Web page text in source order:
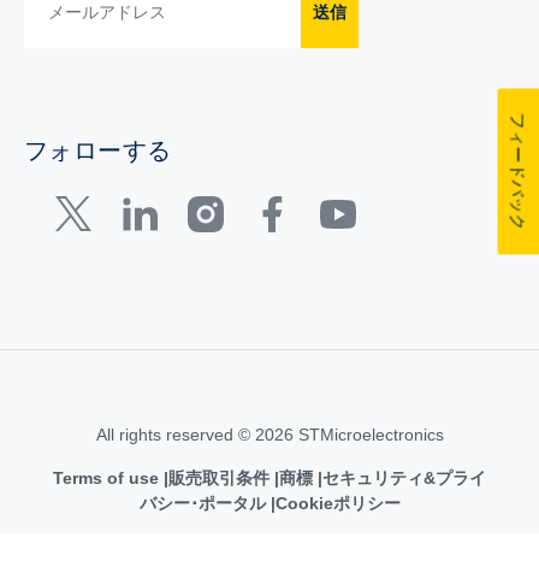
送信
フォローする
All rights reserved © 2026 STMicroelectronics
Terms of use 販売取引条件 商標 セキュリティ&プライ
バシー･ポータル Cookieポリシー
フィードバック